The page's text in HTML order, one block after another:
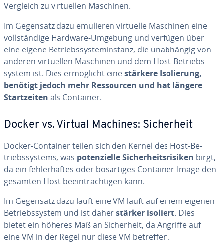
Vergleich zu vir­tu­el­len Maschinen.
Im Gegensatz dazu emulieren virtuelle Maschinen eine
voll­stän­di­ge Hardware-Umgebung und verfügen über
eine eigene Be­triebs­sys­tem­in­stanz, die un­ab­hän­gig von
anderen vir­tu­el­len Maschinen und dem Host-Be­triebs­
sys­tem ist. Dies er­mög­licht einestärkere Iso­lie­rung,
benötigt jedoch mehr Res­sour­cen und hat längere
Start­zei­ten als Container.
Docker vs. Virtual Machines: Si­cher­heit
Docker-Container teilen sich den Kernel des Host-Be­
triebs­sys­tems, was po­ten­zi­el­le Si­cher­heits­ri­si­ken birgt,
da ein feh­ler­haf­tes oder bös­ar­ti­ges Container-Image den
gesamten Host be­ein­träch­ti­gen kann.
Im Gegensatz dazu läuft eine VM läuft auf einem eigenen
Be­triebs­sys­tem und ist daherstärker isoliert. Dies
bietet ein höheres Maß an Si­cher­heit, da Angriffe auf
eine VM in der Regel nur diese VM betreffen.